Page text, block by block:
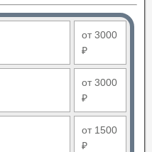
от 3000
₽
от 3000
₽
от 1500
₽